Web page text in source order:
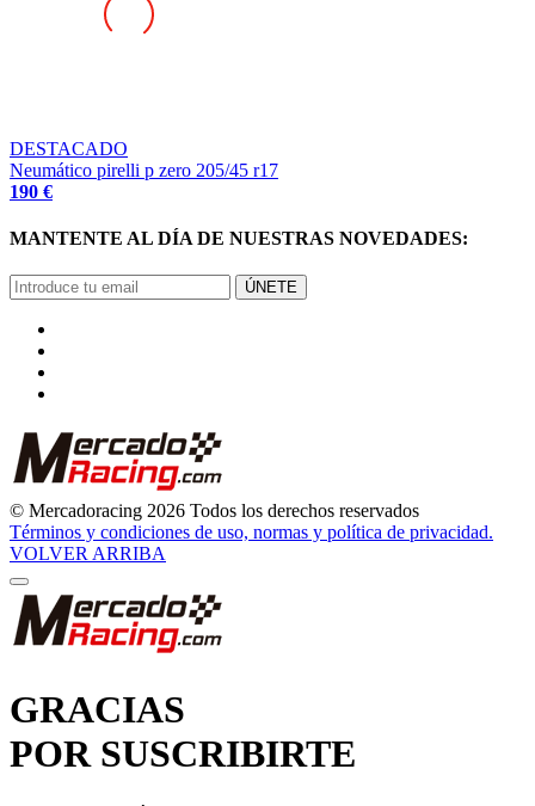
DESTACADO
Neumático pirelli p zero 205/45 r17
190 €
MANTENTE AL DÍA DE NUESTRAS NOVEDADES:
ÚNETE
© Mercadoracing 2026 Todos los derechos reservados
Términos y condiciones de uso, normas y política de privacidad.
VOLVER ARRIBA
GRACIAS
POR SUSCRIBIRTE